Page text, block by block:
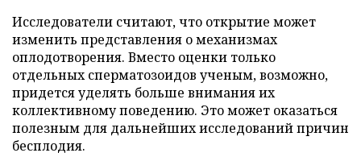
Исследователи считают, что открытие может
изменить представления о механизмах
оплодотворения. Вместо оценки только
отдельных сперматозоидов ученым, возможно,
придется уделять больше внимания их
коллективному поведению. Это может оказаться
полезным для дальнейших исследований причин
бесплодия.